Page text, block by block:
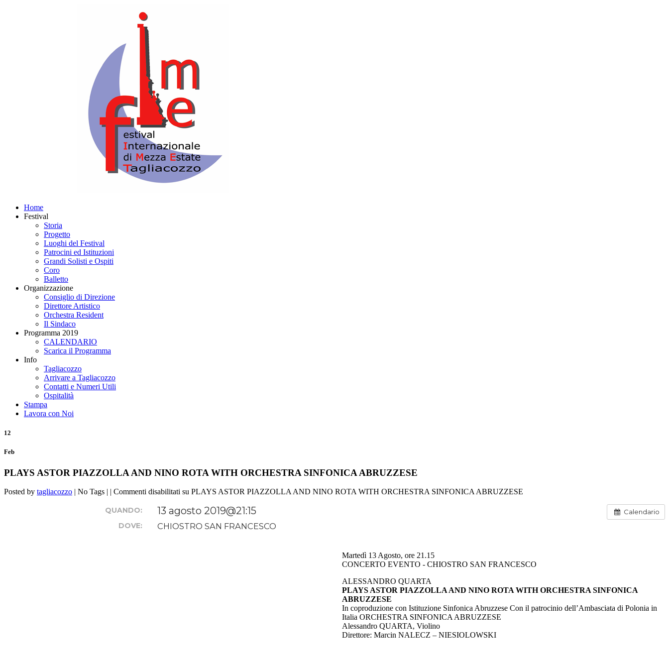
Home
Festival
Storia
Progetto
Luoghi del Festival
Patrocini ed Istituzioni
Grandi Solisti e Ospiti
Coro
Balletto
Organizzazione
Consiglio di Direzione
Direttore Artistico
Orchestra Resident
Il Sindaco
Programma 2019
CALENDARIO
Scarica il Programma
Info
Tagliacozzo
Arrivare a Tagliacozzo
Contatti e Numeri Utili
Ospitalità
Stampa
Lavora con Noi
12
Feb
PLAYS ASTOR PIAZZOLLA AND NINO ROTA WITH ORCHESTRA SINFONICA ABRUZZESE
Posted by tagliacozzo | No Tags | | Commenti disabilitati su PLAYS ASTOR PIAZZOLLA AND NINO ROTA WITH ORCHESTRA SINFONICA ABRUZZESE
Calendario
QUANDO: 13 agosto 2019@21:15
DOVE: CHIOSTRO SAN FRANCESCO
Martedì 13 Agosto, ore 21.15
CONCERTO EVENTO - CHIOSTRO SAN FRANCESCO
ALESSANDRO QUARTA
PLAYS ASTOR PIAZZOLLA AND NINO ROTA WITH ORCHESTRA SINFONICA
ABRUZZESE
In coproduzione con Istituzione Sinfonica Abruzzese Con il patrocinio dell’Ambasciata di Polonia in
Italia ORCHESTRA SINFONICA ABRUZZESE
Alessandro QUARTA, Violino
Direttore: Marcin NALECZ – NIESIOLOWSKI